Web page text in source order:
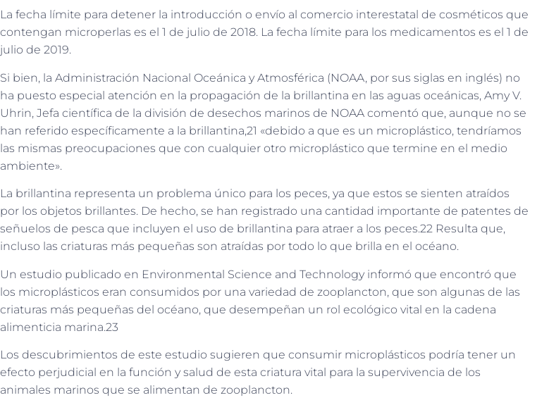
La fecha límite para detener la introducción o envío al comercio interestatal de cosméticos que
contengan microperlas es el 1 de julio de 2018. La fecha límite para los medicamentos es el 1 de
julio de 2019.
Si bien, la Administración Nacional Oceánica y Atmosférica (NOAA, por sus siglas en inglés) no
ha puesto especial atención en la propagación de la brillantina en las aguas oceánicas, Amy V.
Uhrin, Jefa científica de la división de desechos marinos de NOAA comentó que, aunque no se
han referido específicamente a la brillantina,21 «debido a que es un microplástico, tendríamos
las mismas preocupaciones que con cualquier otro microplástico que termine en el medio
ambiente».
La brillantina representa un problema único para los peces, ya que estos se sienten atraídos
por los objetos brillantes. De hecho, se han registrado una cantidad importante de patentes de
señuelos de pesca que incluyen el uso de brillantina para atraer a los peces.22 Resulta que,
incluso las criaturas más pequeñas son atraídas por todo lo que brilla en el océano.
Un estudio publicado en Environmental Science and Technology informó que encontró que
los microplásticos eran consumidos por una variedad de zooplancton, que son algunas de las
criaturas más pequeñas del océano, que desempeñan un rol ecológico vital en la cadena
alimenticia marina.23
Los descubrimientos de este estudio sugieren que consumir microplásticos podría tener un
efecto perjudicial en la función y salud de esta criatura vital para la supervivencia de los
animales marinos que se alimentan de zooplancton.